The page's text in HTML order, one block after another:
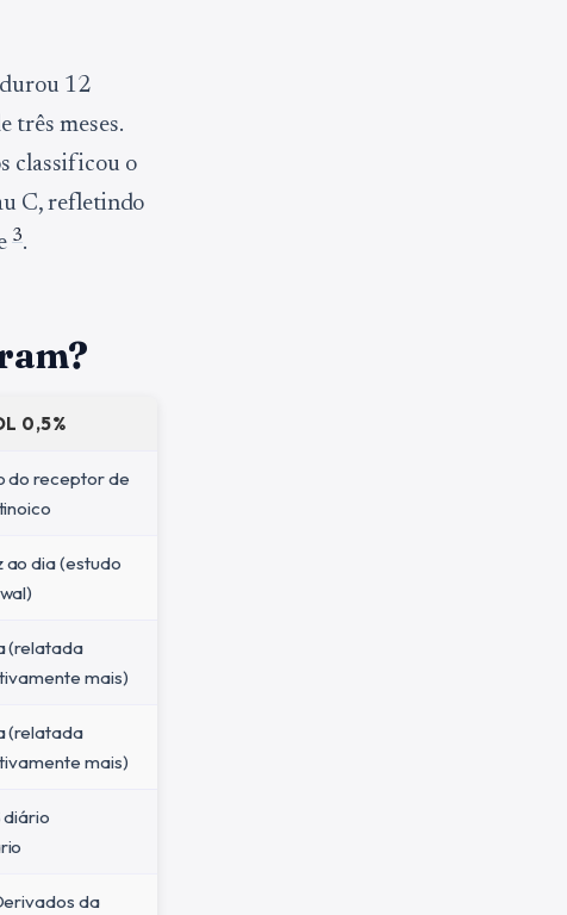
12
três meses.
classificou o
C, refletindo
3.
0,5%
do receptor de
ao dia (estudo
(relatada
mais)
(relatada
mais)
diário
da